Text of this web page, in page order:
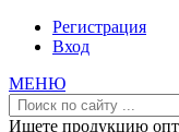
Регистрация
Вход
МЕНЮ
Ищете продукцию